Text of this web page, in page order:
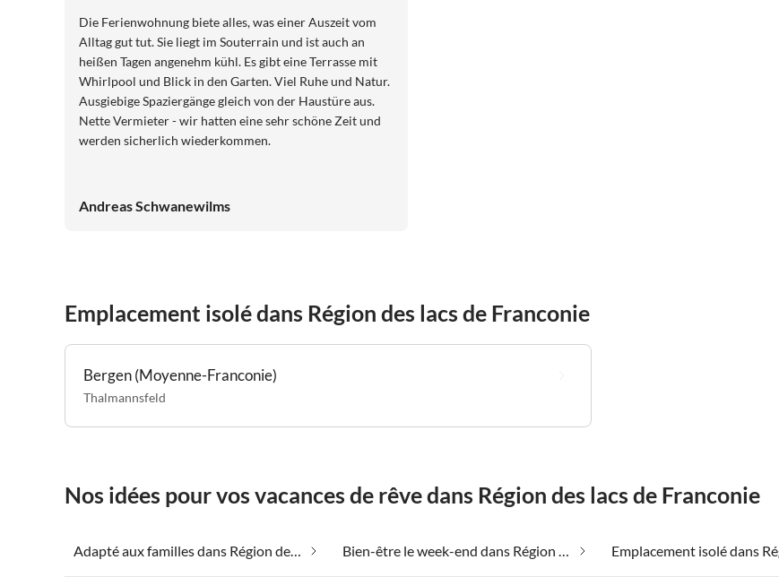
Die Ferienwohnung biete alles, was einer Auszeit vom
Alltag gut tut. Sie liegt im Souterrain und ist auch an
heißen Tagen angenehm kühl. Es gibt eine Terrasse mit
Whirlpool und Blick in den Garten. Viel Ruhe und Natur.
Ausgiebige Spaziergänge gleich von der Haustüre aus.
Nette Vermieter - wir hatten eine sehr schöne Zeit und
werden sicherlich wiederkommen.
Andreas Schwanewilms
Emplacement isolé dans Région des lacs de Franconie
Bergen (Moyenne-Franconie)
Thalmannsfeld
Nos idées pour vos vacances de rêve dans Région des lacs de Franconie
Adapté aux familles dans Région des lacs de Franconie Bien-être le week-end dans Région des lacs de Franconie